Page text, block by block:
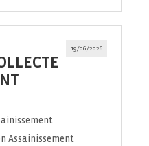
19/06/2026
Assainissement